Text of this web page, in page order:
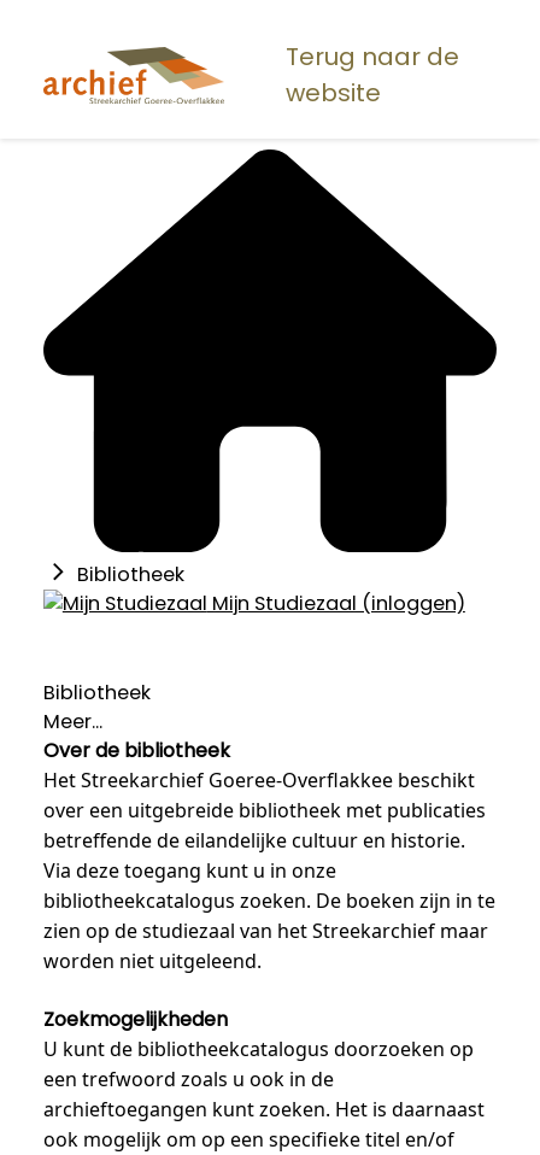
naar
Terug naar de
website
Bibliotheek
Mijn Studiezaal (inloggen)
Bibliotheek
Meer...
Over de bibliotheek
Het Streekarchief Goeree-Overflakkee beschikt
over een uitgebreide bibliotheek met publicaties
betreffende de eilandelijke cultuur en historie.
Via deze toegang kunt u in onze
bibliotheekcatalogus zoeken. De boeken zijn in te
zien op de studiezaal van het Streekarchief maar
worden niet uitgeleend.
Zoekmogelijkheden
U kunt de bibliotheekcatalogus doorzoeken op
een trefwoord zoals u ook in de
archieftoegangen kunt zoeken. Het is daarnaast
ook mogelijk om op een specifieke titel en/of